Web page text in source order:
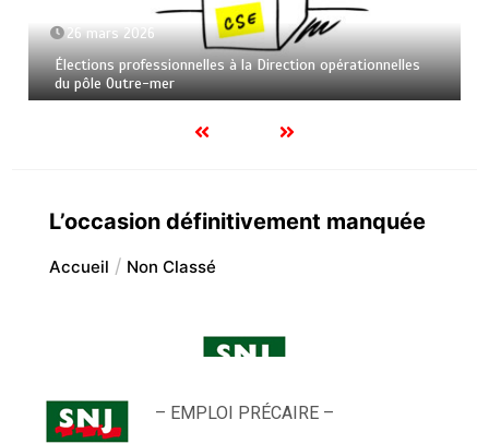
26 mars 2026
Élections professionnelles à la Direction opérationnelles
du pôle Outre-mer
L’occasion définitivement manquée
Accueil Non Classé
– EMPLOI PRÉCAIRE –